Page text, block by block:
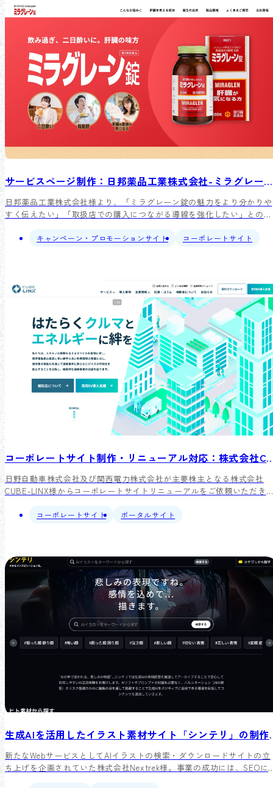
サービスページ制作：日邦薬品工業株式会社-ミラグレーン錠（第3類医薬品）
日邦薬品工業株式会社様より、「ミラグレーン錠の魅力をより分かりや
すく伝えたい」「取扱店での購入につながる導線を強化したい」とのご
なる方に対して、商品特長（12の成分設計）や効能・効果、開発背景
キャンペーン・プロモーションサイト コーポレートサイト
コーポレートサイト制作・リ
日野自動車株式会社及び関西電力株式会社が主要株主となる株式会社
CUBE-LINX様からコーポレートサイトリニューアルをご依頼いただき
ンと、競合分析から具体的なSEO施策の提案及び実施致しました。リニ
コーポレートサイト ポータルサイト
生成AIを活用し
新たなWebサービスとしてAIイラストの検索・ダウンロードサイトの立
ち上げを企画されていた株式会社Nextrek様。事業の成功には、SEOに